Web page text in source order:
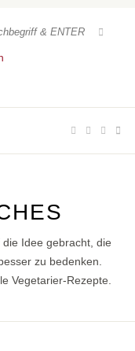
Idee gebracht, die
zu bedenken.
Vegetarier-Rezepte.